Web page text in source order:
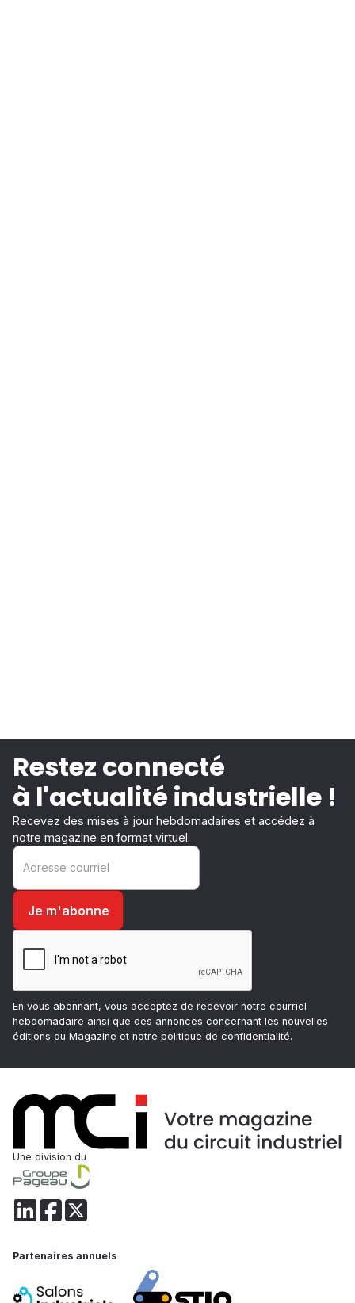
Restez connecté
à l'actualité industrielle !
Recevez des mises à jour hebdomadaires et accédez à
notre magazine en format virtuel.
En vous abonnant, vous acceptez de recevoir notre courriel
hebdomadaire ainsi que des annonces concernant les nouvelles
éditions du Magazine et notre politique de confidentialité.
Une division du
Partenaires annuels